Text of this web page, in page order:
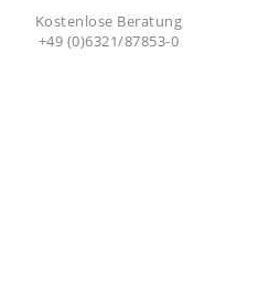
Kostenlose Beratung
+49 (0)6321/87853-0